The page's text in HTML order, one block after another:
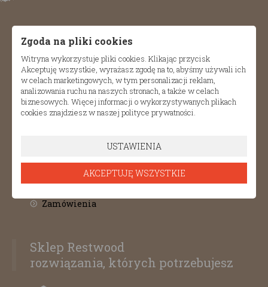
Informacje
Regulamin
Polityka prywatności
Polityka plików cookies
Moje konto
Zamówienia
Sklep Restwood
rozwiązania, których potrzebujesz
Zgoda na pliki cookies
Witryna wykorzystuje pliki cookies. Klikając przycisk
Akceptuję wszystkie, wyrażasz zgodę na to, abyśmy używali ich
w celach marketingowych, w tym personalizacji reklam,
analizowania ruchu na naszych stronach, a także w celach
biznesowych. Więcej informacji o wykorzystywanych plikach
cookies znajdziesz w naszej polityce prywatności.
USTAWIENIA
AKCEPTUJĘ WSZYSTKIE